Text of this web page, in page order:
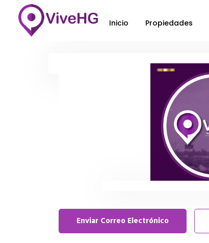
Inicio Propiedades
Enviar Correo Electrónico